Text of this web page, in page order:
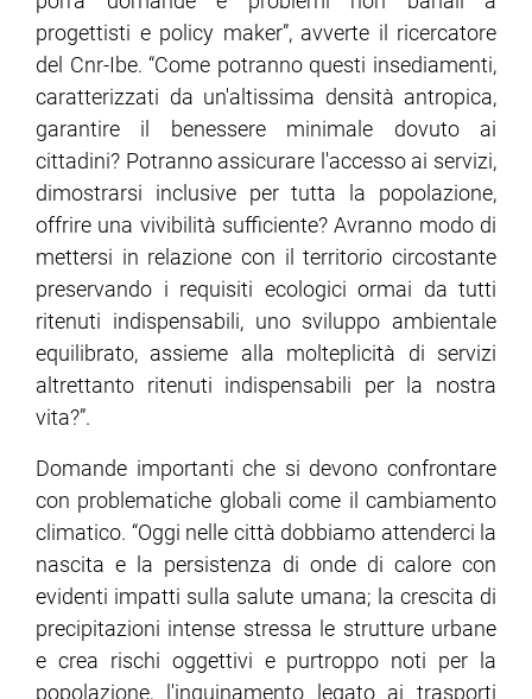
progettisti e policy maker”, avverte il ricercatore
del Cnr-Ibe. “Come potranno questi insediamenti,
caratterizzati da un'altissima densità antropica,
garantire il benessere minimale dovuto ai
cittadini? Potranno assicurare l'accesso ai servizi,
dimostrarsi inclusive per tutta la popolazione,
offrire una vivibilità sufficiente? Avranno modo di
mettersi in relazione con il territorio circostante
preservando i requisiti ecologici ormai da tutti
ritenuti indispensabili, uno sviluppo ambientale
equilibrato, assieme alla molteplicità di servizi
altrettanto ritenuti indispensabili per la nostra
vita?”.
Domande importanti che si devono confrontare
con problematiche globali come il cambiamento
climatico. “Oggi nelle città dobbiamo attenderci la
nascita e la persistenza di onde di calore con
evidenti impatti sulla salute umana; la crescita di
precipitazioni intense stressa le strutture urbane
e crea rischi oggettivi e purtroppo noti per la
popolazione, l'inquinamento legato ai trasporti